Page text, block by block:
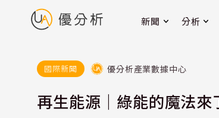
新聞 分析
國際新聞 優分析產業數據中心
再生能源｜綠能的魔法